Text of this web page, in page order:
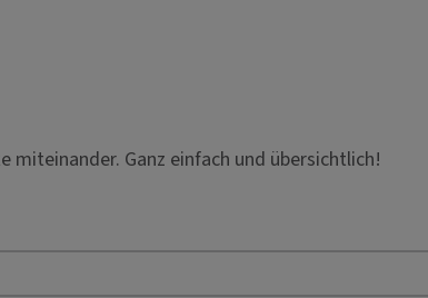
miteinander. Ganz einfach und übersichtlich!